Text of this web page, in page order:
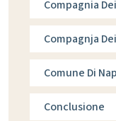
Compagnia
Compagnja
Comune Di
Conclusione